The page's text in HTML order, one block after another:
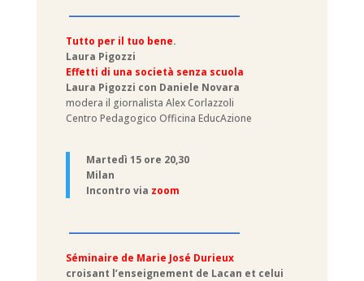
–––––––––––––––––––––
Tutto per il tuo bene.
Laura Pigozzi
Effetti di una società senza scuola
Laura Pigozzi con Daniele Novara
modera il giornalista Alex Corlazzoli
Centro Pedagogico Officina EducAzione
Martedì 15 ore 20,30
Milan
Incontro via zoom
–––––––––––––––––––––
Séminaire de Marie José Durieux
croisant l’enseignement de Lacan et celui